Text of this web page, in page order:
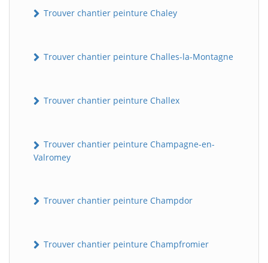
Trouver chantier peinture Chaley
Trouver chantier peinture Challes-la-Montagne
Trouver chantier peinture Challex
Trouver chantier peinture Champagne-en-
Valromey
Trouver chantier peinture Champdor
Trouver chantier peinture Champfromier